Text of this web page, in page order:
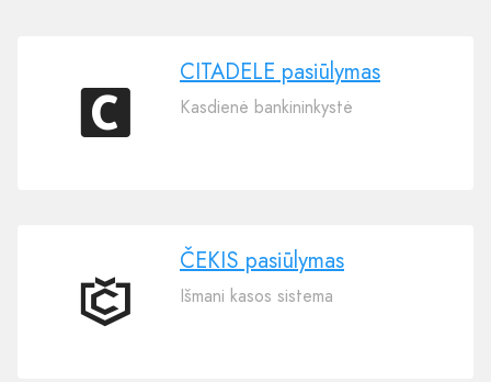
CITADELE
CITADELE pasiūlymas
Kasdienė bankininkystė
ČEKIS
ČEKIS pasiūlymas
Išmani kasos sistema